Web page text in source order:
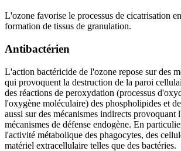
L'ozone favorise le processus de cicatrisation
formation de tissus de granulation.
Antibactérien
L'action bactéricide de l'ozone repose sur des
qui provoquent la destruction de la paroi
des réactions de peroxydation (processus
l'oxygène moléculaire) des phospholipides et
aussi sur des mécanismes indirects provoquant
mécanismes de défense endogène. En
l'activité métabolique des phagocytes, des
matériel extracellulaire telles que des bactéries.